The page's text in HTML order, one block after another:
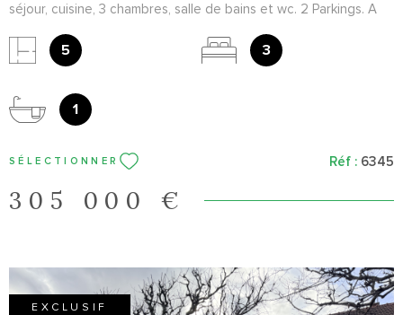
séjour, cuisine, 3 chambres, salle de bains et wc. 2 Parkings. A
5 3
1
SÉLECTIONNER Réf : 6345
305 000 €
EXCLUSIF